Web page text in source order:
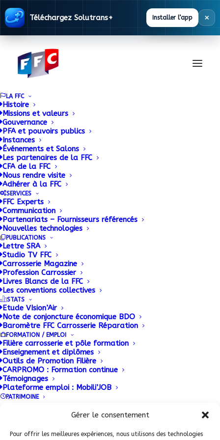
Gérer le consentement
Pour offrir les meilleures expériences, nous utilisons des technologies
Téléchargez Solutrans+ Installer l’app ×
LA FFC
Histoire
Missions et valeurs
Gouvernance
PFA et pouvoirs publics
Instances
Événements et Salons
Les partenaires de la FFC
CFA de la FFC
Nous rendre visite
Adhérer à la FFC
SERVICES
FFC Experts
Communication
Partenariats – Fournisseurs référencés
Nouvelles technologies
PUBLICATIONS
Lettre SRA
Studio TV FFC
Carrosserie Magazine
Profession Carrossier
Livres Blancs de la FFC
Les conventions collectives
STATS
Etude VIsion’Air
Note de conjoncture économique BDO
Baromètre FFC Carrosserie Réparation
FORMATION / EMPLOI
Filière carrosserie et pôle formation
Enseignement et diplômes
Outils de Promotion Filière
CARPROMO : Formation continue
Témoignages
Plateforme emploi : Mobili’JOB
PATRIMOINE
Les pros beaucoup
plus clients d’internet
qu’on ne le croit !
5 JANVIER 2017
On pense couramment que les professionnels de la
réparation ne pèsent que 10 à 15% des achats
depièces sur les sites internet grand public. Mais la
vérité est bien plus importante : 30 %, voire
même 50 % pour des pièces techniques.
Explications…
Conditions Générales de Vente (CGV)
Politique de confidentialité